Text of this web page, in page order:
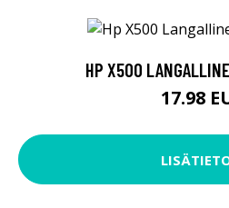
HP X500
17.98